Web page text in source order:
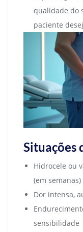
qualidade do
paciente
Situações
Hidrocele ou
(em semanas)
Dor intensa,
sensibilidade